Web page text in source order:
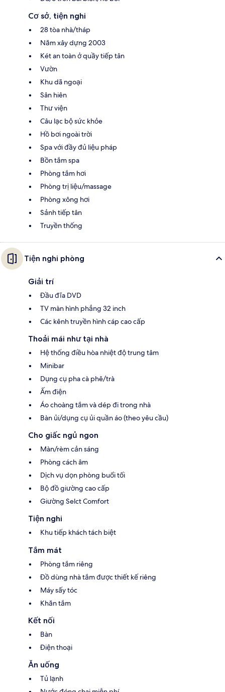
Cơ sở, tiện nghi
28 tòa nhà/tháp
Năm xây dựng 2003
Két an toàn ở quầy tiếp tân
Vườn
Khu dã ngoại
Sân hiên
Thư viện
Câu lạc bộ sức khỏe
Hồ bơi ngoài trời
Spa với đầy đủ liệu pháp
Bồn tắm spa
Phòng tắm hơi
Phòng trị liệu/massage
Phòng xông hơi
Sảnh tiếp tân
Truyền thống
Tiện nghi phòng
Giải trí
Đầu đĩa DVD
TV màn hình phẳng 32 inch
Các kênh truyền hình cáp cao cấp
Thoải mái như tại nhà
Hệ thống điều hòa nhiệt độ trung tâm
Minibar
Dụng cụ pha cà phê/trà
Ấm điện
Áo choàng tắm và dép đi trong nhà
Bàn ủi/dụng cụ ủi quần áo (theo yêu cầu)
Cho giấc ngủ ngon
Màn/rèm cản sáng
Phòng cách âm
Dịch vụ dọn phòng buổi tối
Bộ đồ giường cao cấp
Giường Selct Comfort
Tiện nghi
Khu tiếp khách tách biệt
Tắm mát
Phòng tắm riêng
Đồ dùng nhà tắm được thiết kế riêng
Máy sấy tóc
Khăn tắm
Kết nối
Bàn
Điện thoại
Ăn uống
Tủ lạnh